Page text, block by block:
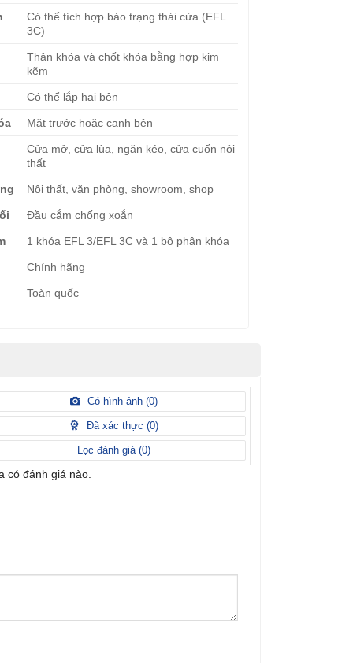
Có thể tích hợp báo trạng thái cửa (EFL
3C)
Thân khóa và chốt khóa bằng hợp kim
kẽm
Có thể lắp hai bên
Mặt trước hoặc cạnh bên
Cửa mở, cửa lùa, ngăn kéo, cửa cuốn nội
thất
Nội thất, văn phòng, showroom, shop
Đầu cắm chống xoắn
1 khóa EFL 3/EFL 3C và 1 bộ phận khóa
Chính hãng
Toàn quốc
Có hình ảnh (0)
Đã xác thực (0)
Lọc đánh giá (0)
có đánh giá nào.